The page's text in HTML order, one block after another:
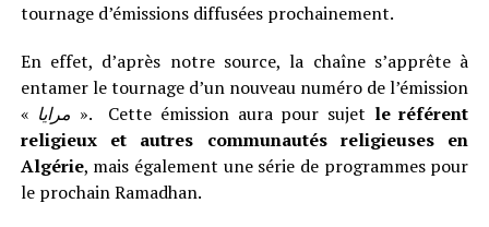
tournage d’émissions diffusées prochainement.
En effet, d’après notre source, la chaîne s’apprête à
entamer le tournage d’un nouveau numéro de l’émission
« مرايا ». Cette émission aura pour sujet le référent
religieux et autres communautés religieuses en
Algérie, mais également une série de programmes pour
le prochain Ramadhan.